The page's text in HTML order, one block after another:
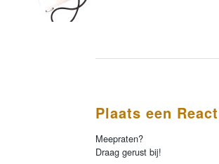
Plaats een
Meepraten?
Draag gerust bij!